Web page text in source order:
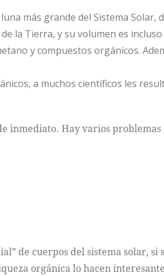
más grande del Sistema Solar,
de la Tierra, y su volumen es
y compuestos orgánicos.
a muchos científicos les
inmediato. Hay varios problemas
de cuerpos del sistema solar,
orgánica lo hacen